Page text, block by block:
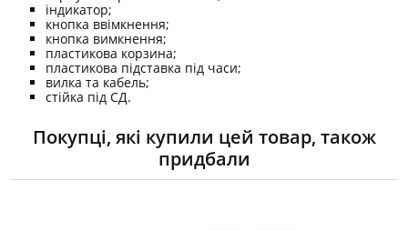
індикатор;
кнопка ввімкнення;
кнопка вимкнення;
пластикова корзина;
пластикова підставка під часи;
вилка та кабель;
стійка під СД.
Покупці, які купили цей товар, також
придбали